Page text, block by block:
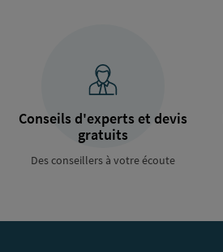
Conseils d'experts et devis
gratuits
Des conseillers à votre écoute